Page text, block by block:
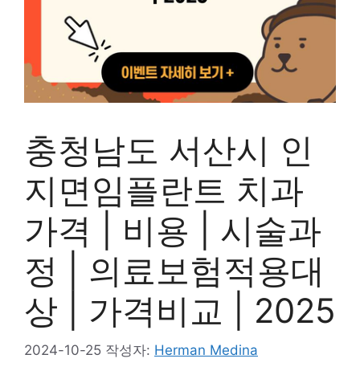
충청남도 서산시 인
지면임플란트 치과
가격 | 비용 | 시술과
정 | 의료보험적용대
상 | 가격비교 | 2025
2024-10-25 작성자: Herman Medina